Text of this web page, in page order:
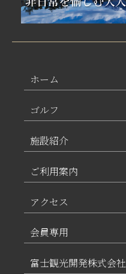
ホーム
ゴルフ
施設紹介
ご利用案内
アクセス
会員専用
富士観光開発株式会社